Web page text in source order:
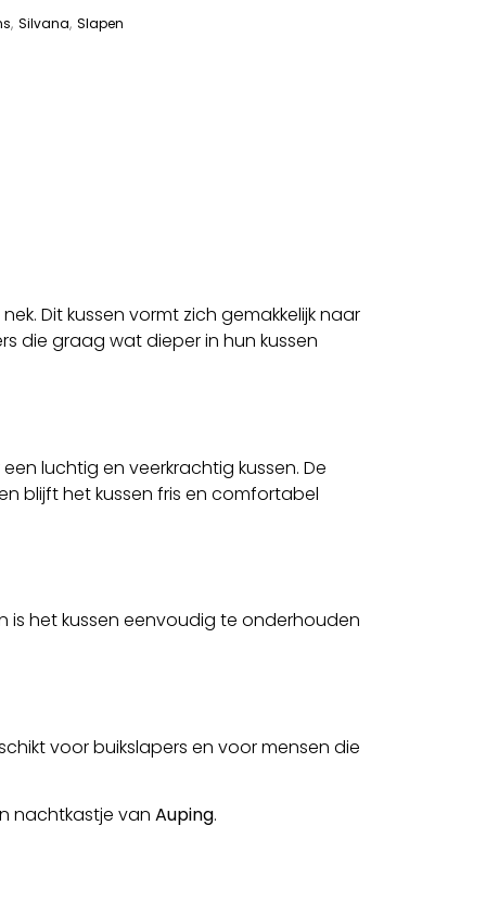
, Silvana, Slapen
Dit kussen vormt zich gemakkelijk naar
die graag wat dieper in hun kussen
luchtig en veerkrachtig kussen. De
blijft het kussen fris en comfortabel
is het kussen eenvoudig te onderhouden
voor buikslapers en voor mensen die
nachtkastje van Auping.